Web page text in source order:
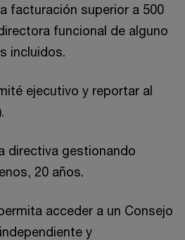
facturación superior a 500
funcional de alguno
incluidos.
ejecutivo y reportar al
directiva gestionando
20 años.
acceder a un Consejo
y